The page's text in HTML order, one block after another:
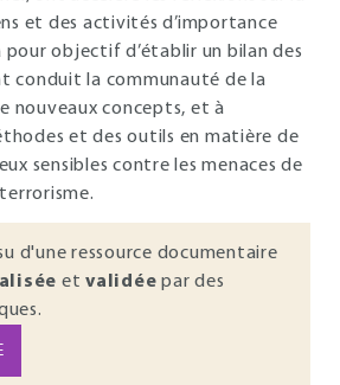
et des activités d’importance
objectif d’établir un bilan des
conduit la communauté de la
nouveaux concepts, et à
et des outils en matière de
sensibles contre les menaces de
d'une ressource documentaire
et validée par des